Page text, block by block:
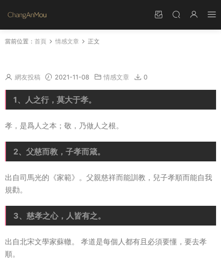
當前位置： 首頁 情感文章 正文
網友投稿 2021-11-08 情感文章 0
1、人之行，莫大于孝。
孝，是爲人之本；敬，乃做人之根。
2、父慈而教，子孝而箴。
出自司馬光的《家範》。父親慈祥而能訓教，兒子孝順而能自我
規勸。
3、慈孝之心，人皆有之。
出自北宋文學家蘇轍。 孝道是每個人都有且必須要懂，要去孝
順。